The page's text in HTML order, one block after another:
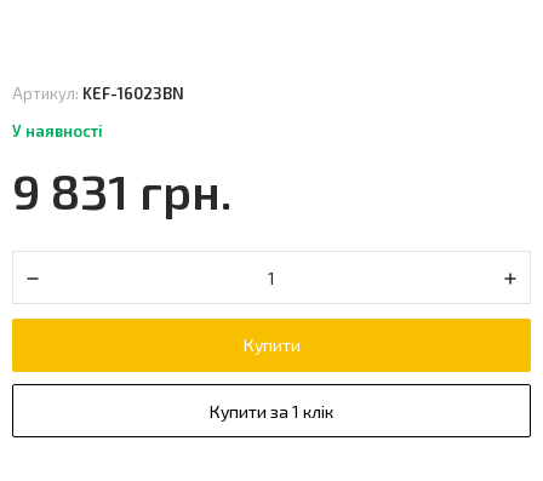
Артикул: KEF-16023BN
У наявності
9 831 грн.
Купити
Купити за 1 клік